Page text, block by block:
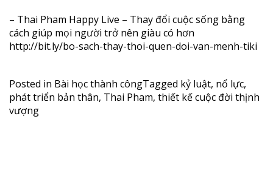
– Thai Pham Happy Live – Thay đổi cuộc sống bằng
cách giúp mọi người trở nên giàu có hơn
http://bit.ly/bo-sach-thay-thoi-quen-doi-van-menh-tiki
Posted in Bài học thành côngTagged kỷ luật, nổ lực,
phát triển bản thân, Thai Pham, thiết kế cuộc đời thịnh
vượng